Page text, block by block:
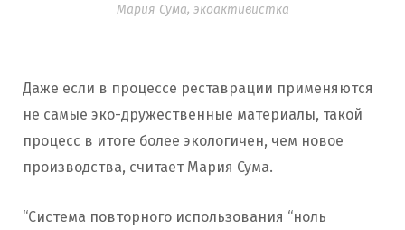
Мария Сума, экоактивистка
Даже если в процессе реставрации применяются
не самые эко-дружественные материалы, такой
процесс в итоге более экологичен, чем новое
производства, считает Мария Сума.
“Система повторного использования “ноль